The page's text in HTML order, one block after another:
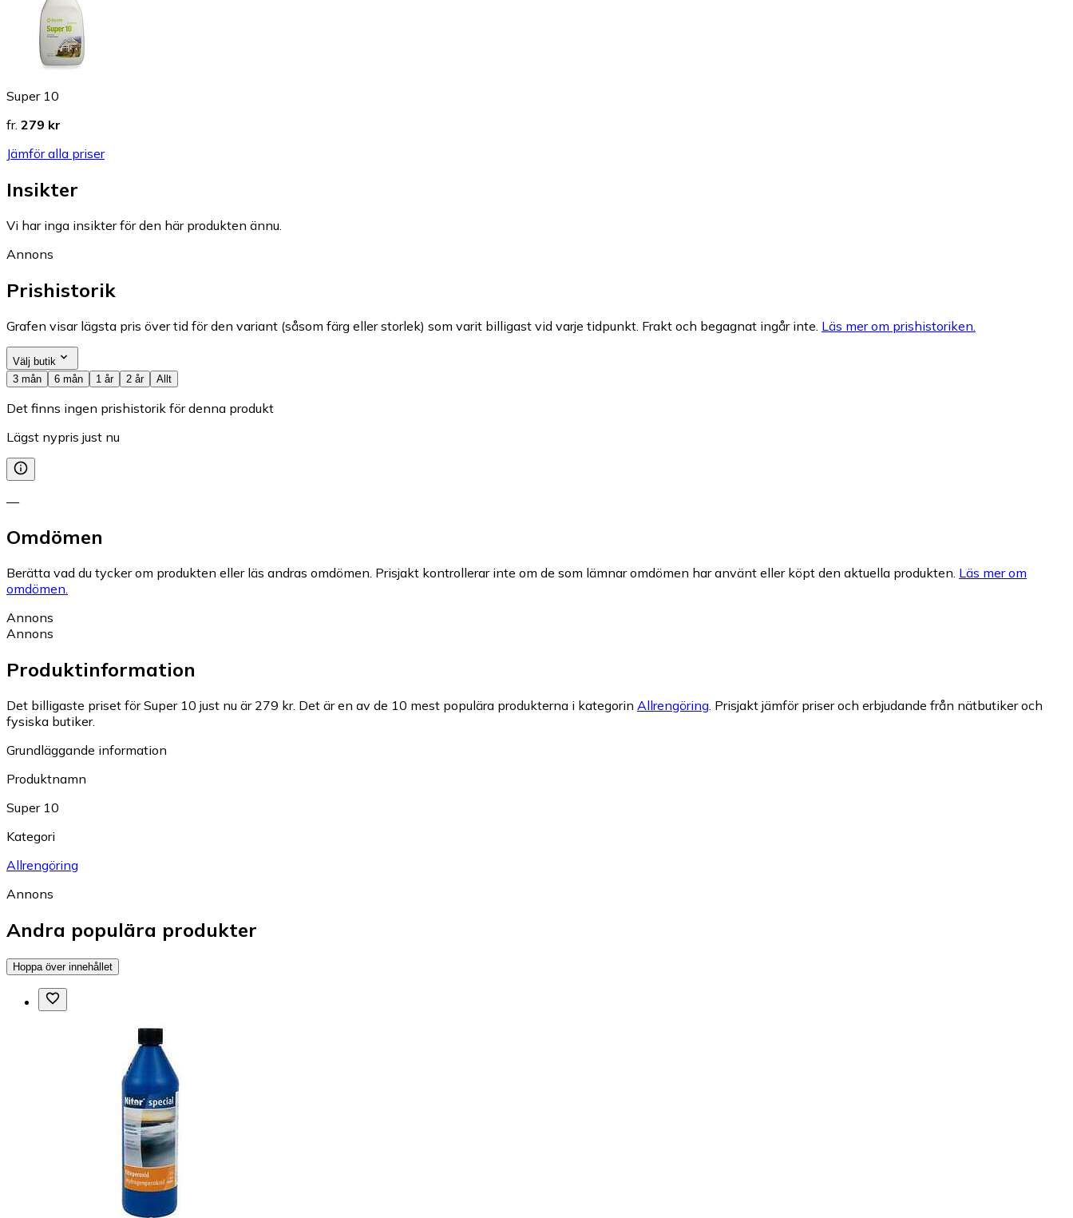
Super 10
fr. 279 kr
Jämför alla priser
Insikter
Vi har inga insikter för den här produkten ännu.
Annons
Prishistorik
Grafen visar lägsta pris över tid för den variant (såsom färg eller storlek) som varit billigast vid varje tidpunkt. Frakt och begagnat ingår inte. Läs mer om prishistoriken.
Välj butik
3 mån
6 mån 1 år 2 år Allt
Det finns ingen prishistorik för denna produkt
Lägst nypris just nu
—
Omdömen
Berätta vad du tycker om produkten eller läs andras omdömen. Prisjakt kontrollerar inte om de som lämnar omdömen har använt eller köpt den aktuella produkten. Läs mer om
omdömen.
Annons
Annons
Produktinformation
Det billigaste priset för Super 10 just nu är 279 kr. Det är en av de 10 mest populära produkterna i kategorin Allrengöring. Prisjakt jämför priser och erbjudande från nätbutiker och
fysiska butiker.
Grundläggande information
Produktnamn
Super 10
Kategori
Allrengöring
Annons
Andra populära produkter
Hoppa över innehållet